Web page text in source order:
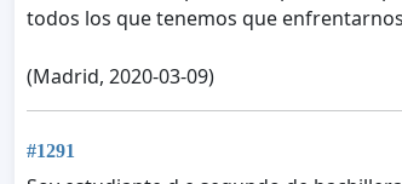
todos los que tenemos que
(Madrid, 2020-03-09)
#1291